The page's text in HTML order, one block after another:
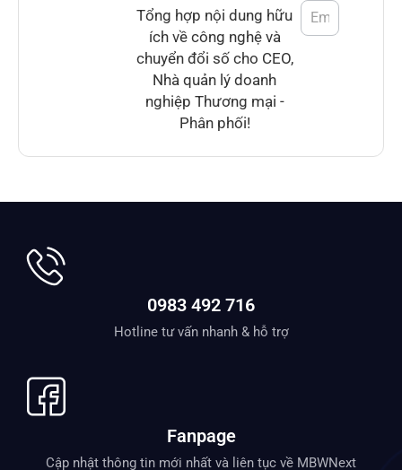
Tổng hợp nội dung hữu
ích về công nghệ và
chuyển đổi số cho CEO,
Nhà quản lý doanh
nghiệp Thương mại -
Phân phối!
0983 492 716
Hotline tư vấn nhanh & hỗ trợ
Fanpage
Cập nhật thông tin mới nhất và liên tục về MBWNext